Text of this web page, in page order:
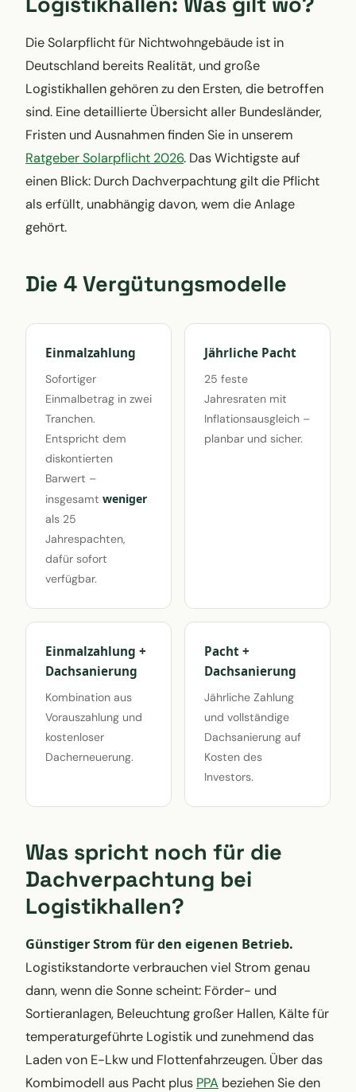
Die Solarpflicht für Nichtwohngebäude ist in
Deutschland bereits Realität, und große
Logistikhallen gehören zu den Ersten, die betroffen
sind. Eine detaillierte Übersicht aller Bundesländer,
Fristen und Ausnahmen finden Sie in unserem
Ratgeber Solarpflicht 2026. Das Wichtigste auf
einen Blick: Durch Dachverpachtung gilt die Pflicht
als erfüllt, unabhängig davon, wem die Anlage
gehört.
Die 4 Vergütungsmodelle
Einmalzahlung
Sofortiger
Einmalbetrag in zwei
Tranchen.
Entspricht dem
diskontierten
Barwert –
insgesamt weniger
als 25
Jahrespachten,
dafür sofort
verfügbar.
Jährliche Pacht
25 feste
Jahresraten mit
Inflationsausgleich –
planbar und sicher.
Einmalzahlung +
Dachsanierung
Kombination aus
Vorauszahlung und
kostenloser
Dacherneuerung.
Pacht +
Dachsanierung
Jährliche Zahlung
und vollständige
Dachsanierung auf
Kosten des
Investors.
Was spricht noch für die
Dachverpachtung bei
Logistikhallen?
Günstiger Strom für den eigenen Betrieb.
Logistikstandorte verbrauchen viel Strom genau
dann, wenn die Sonne scheint: Förder- und
Sortieranlagen, Beleuchtung großer Hallen, Kälte für
temperaturgeführte Logistik und zunehmend das
Laden von E-Lkw und Flottenfahrzeugen. Über das
Kombimodell aus Pacht plus PPA beziehen Sie den